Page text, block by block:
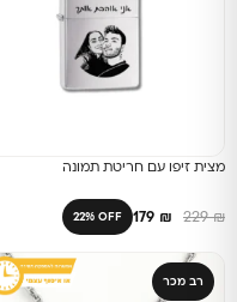
מצית זיפו עם חריטת תמונה
₪
229
₪
22% OFF
רב מכר